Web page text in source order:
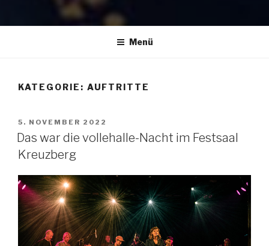
Menü
KATEGORIE: AUFTRITTE
VERÖFFENTLICHT
AM
5. NOVEMBER 2022
Das war die vollehalle-Nacht im Festsaal
Kreuzberg